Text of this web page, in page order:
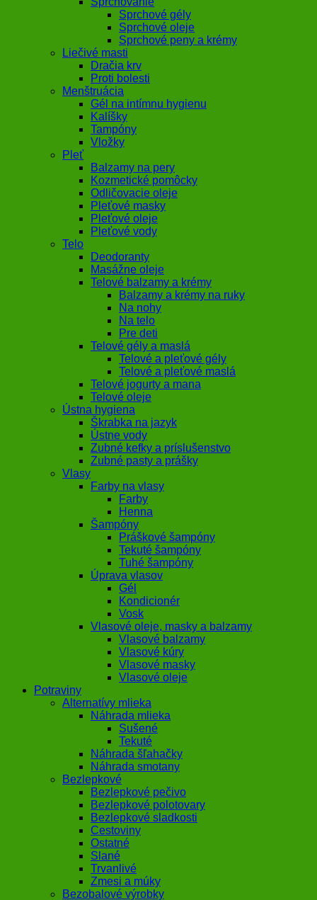
Sprchové gély
Sprchové oleje
Sprchové peny a krémy
Liečivé masti
Dračia krv
Proti bolesti
Menštruácia
Gél na intímnu hygienu
Kalíšky
Tampóny
Vložky
Pleť
Balzamy na pery
Kozmetické pomôcky
Odličovacie oleje
Pleťové masky
Pleťové oleje
Pleťové vody
Telo
Deodoranty
Masážne oleje
Telové balzamy a krémy
Balzamy a krémy na ruky
Na nohy
Na telo
Pre deti
Telové gély a maslá
Telové a pleťové gély
Telové a pleťové maslá
Telové jogurty a mana
Telové oleje
Ústna hygiena
Škrabka na jazyk
Ústne vody
Zubné kefky a príslušenstvo
Zubné pasty a prášky
Vlasy
Farby na vlasy
Farby
Henna
Šampóny
Práškové šampóny
Tekuté šampóny
Tuhé šampóny
Úprava vlasov
Gél
Kondicionér
Vosk
Vlasové oleje, masky a balzamy
Vlasové balzamy
Vlasové kúry
Vlasové masky
Vlasové oleje
Potraviny
Alternatívy mlieka
Náhrada mlieka
Sušené
Tekuté
Náhrada šľahačky
Náhrada smotany
Bezlepkové
Bezlepkové pečivo
Bezlepkové polotovary
Bezlepkové sladkosti
Cestoviny
Ostatné
Slané
Trvanlivé
Zmesi a múky
Bezobalové výrobky